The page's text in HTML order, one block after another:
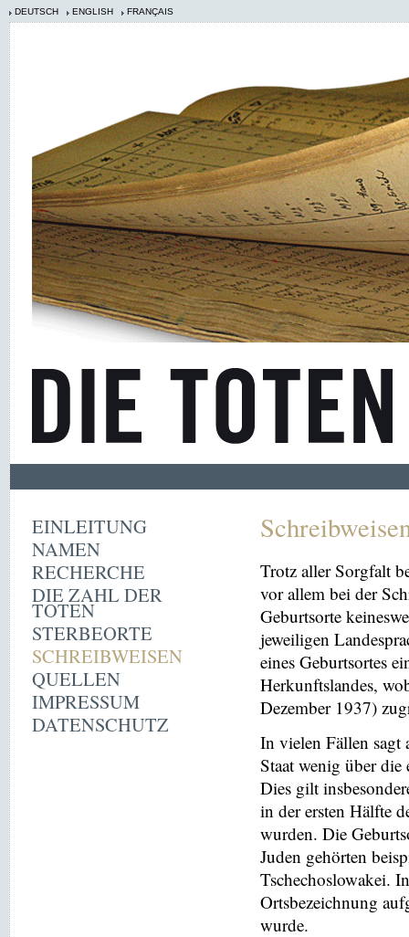
DEUTSCH ENGLISH FRANÇAIS
EINLEITUNG
NAMEN
RECHERCHE
DIE ZAHL DER
TOTEN
STERBEORTE
SCHREIBWEISEN
QUELLEN
IMPRESSUM
DATENSCHUTZ
Trotz aller Sorgfalt
vor allem bei der
Geburtsorte
jeweiligen
eines Geburtsortes
Herkunftslandes,
Dezember 1937)
In vielen Fällen sagt
Staat wenig über die
Dies gilt
in der ersten Hälfte
wurden. Die
Juden gehörten
Tschechoslowakei.
Ortsbezeichnung
wurde.